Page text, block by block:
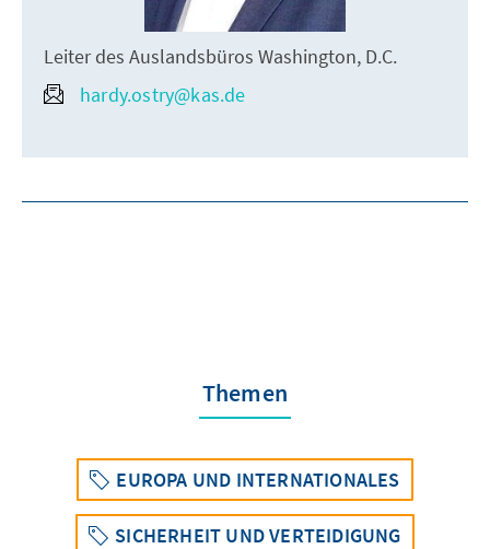
Leiter des Auslandsbüros Washington, D.C.
hardy.ostry@kas.de
Themen
EUROPA UND INTERNATIONALES
SICHERHEIT UND VERTEIDIGUNG